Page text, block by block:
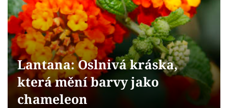
Design
Sledujte prima+
Přihlášení
Sledujte nás
Lantana: Oslnivá kráska,
která mění barvy jako
chameleon